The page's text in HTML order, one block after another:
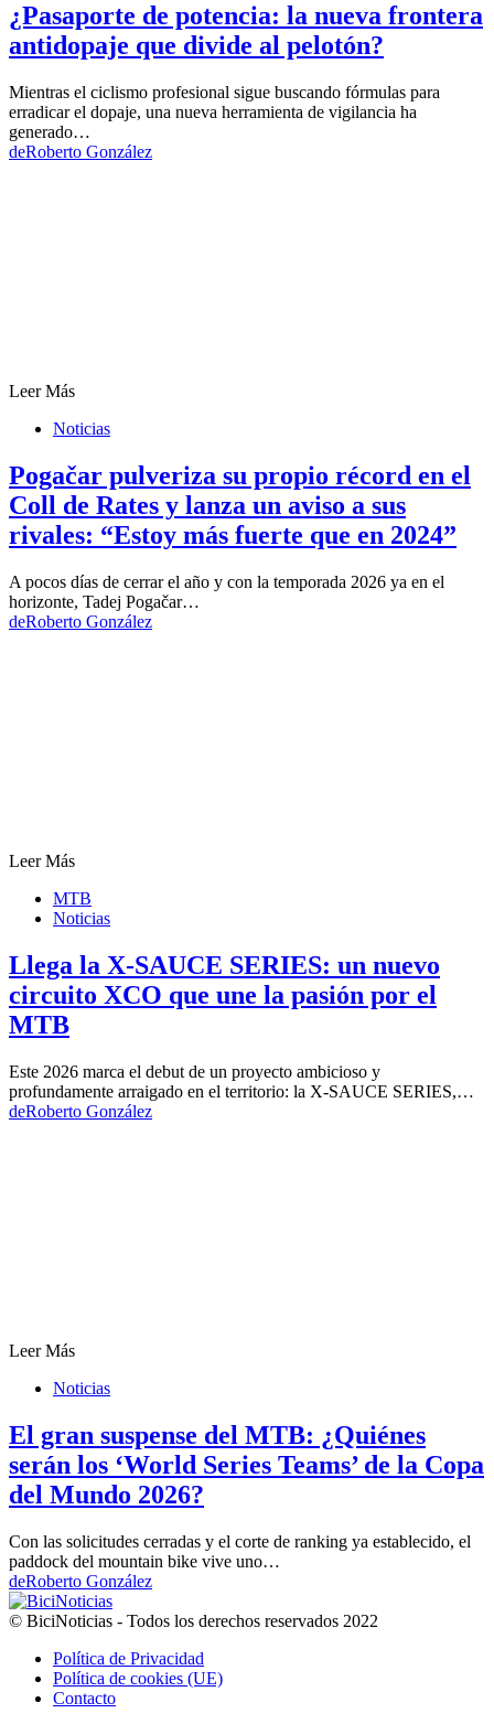
¿Pasaporte de potencia: la nueva frontera
antidopaje que divide al pelotón?
Mientras el ciclismo profesional sigue buscando fórmulas para
erradicar el dopaje, una nueva herramienta de vigilancia ha
generado…
deRoberto González
Leer Más
Noticias
Pogačar pulveriza su propio récord en el
Coll de Rates y lanza un aviso a sus
rivales: “Estoy más fuerte que en 2024”
A pocos días de cerrar el año y con la temporada 2026 ya en el
horizonte, Tadej Pogačar…
deRoberto González
Leer Más
MTB
Noticias
Llega la X-SAUCE SERIES: un nuevo
circuito XCO que une la pasión por el
MTB
Este 2026 marca el debut de un proyecto ambicioso y
profundamente arraigado en el territorio: la X-SAUCE SERIES,…
deRoberto González
Leer Más
Noticias
El gran suspense del MTB: ¿Quiénes
serán los ‘World Series Teams’ de la Copa
del Mundo 2026?
Con las solicitudes cerradas y el corte de ranking ya establecido, el
paddock del mountain bike vive uno…
deRoberto González
© BiciNoticias - Todos los derechos reservados 2022
Política de Privacidad
Política de cookies (UE)
Contacto